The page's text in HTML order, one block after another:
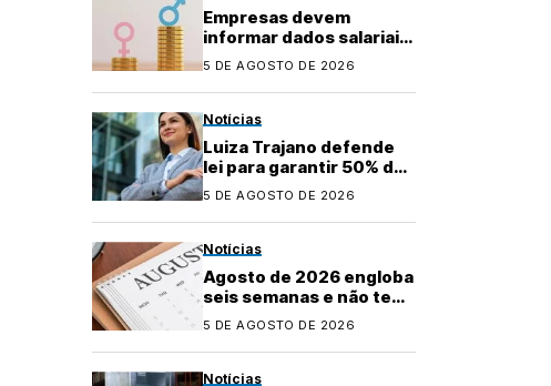
Empresas devem
informar dados salariais
para novo relatório até
5 DE AGOSTO DE 2026
Notícias
Luiza Trajano defende
lei para garantir 50% de
mulheres em cargos de
5 DE AGOSTO DE 2026
Notícias
Agosto de 2026 engloba
seis semanas e não tem
feriados; veja os
5 DE AGOSTO DE 2026
Notícias